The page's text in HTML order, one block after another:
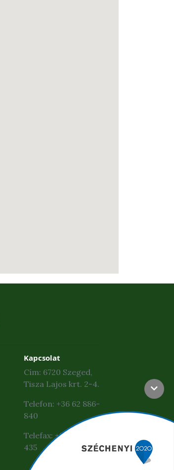
Kapcsolat
Cím: 6720 Szeged,
Tisza Lajos krt. 2-4.
Telefon: +36 62 886-
840
Telefax: +36 62 425-
435